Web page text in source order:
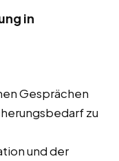
in
Gesprächen
zu
und der